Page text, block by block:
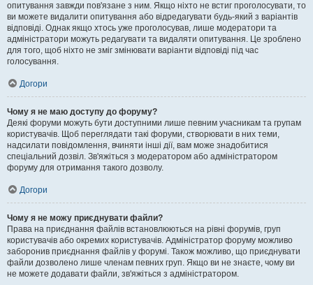
опитування завжди пов'язане з ним. Якщо ніхто не встиг проголосувати, то
ви можете видалити опитування або відредагувати будь-який з варіантів
відповіді. Однак якщо хтось уже проголосував, лише модератори та
адміністратори можуть редагувати та видаляти опитування. Це зроблено
для того, щоб ніхто не зміг змінювати варіанти відповіді під час
голосування.
Догори
Чому я не маю доступу до форуму?
Деякі форуми можуть бути доступними лише певним учасникам та групам
користувачів. Щоб переглядати такі форуми, створювати в них теми,
надсилати повідомлення, вчиняти інші дії, вам може знадобитися
спеціальний дозвіл. Зв'яжіться з модератором або адміністратором
форуму для отримання такого дозволу.
Догори
Чому я не можу приєднувати файли?
Права на приєднання файлів встановлюються на рівні форумів, груп
користувачів або окремих користувачів. Адміністратор форуму можливо
заборонив приєднання файлів у форумі. Також можливо, що приєднувати
файли дозволено лише членам певних груп. Якщо ви не знаєте, чому ви
не можете додавати файли, зв'яжіться з адміністратором.